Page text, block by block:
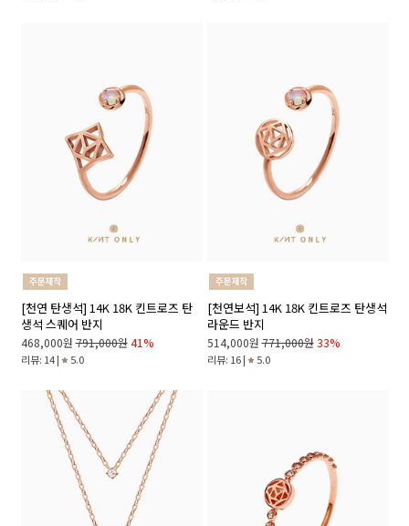
[천연 탄생석] 14K 18K 킨트로즈 탄
생석 스퀘어 반지
468,000원 791,000원 41%
리뷰: 14 | 5.0
[천연보석] 14K 18K 킨트로즈 탄생석
라운드 반지
514,000원 771,000원 33%
리뷰: 16 | 5.0